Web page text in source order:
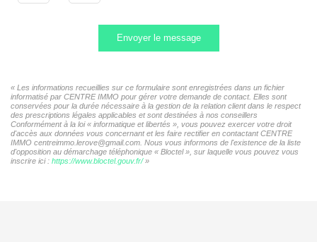
Envoyer le message
« Les informations recueillies sur ce formulaire sont enregistrées dans un fichier
informatisé par CENTRE IMMO pour gérer votre demande de contact. Elles sont
conservées pour la durée nécessaire à la gestion de la relation client dans le respect
des prescriptions légales applicables et sont destinées à nos conseillers
Conformément à la loi « informatique et libertés », vous pouvez exercer votre droit
d'accès aux données vous concernant et les faire rectifier en contactant CENTRE
IMMO centreimmo.lerove@gmail.com. Nous vous informons de l'existence de la liste
d'opposition au démarchage téléphonique « Bloctel », sur laquelle vous pouvez vous
inscrire ici : https://www.bloctel.gouv.fr/»